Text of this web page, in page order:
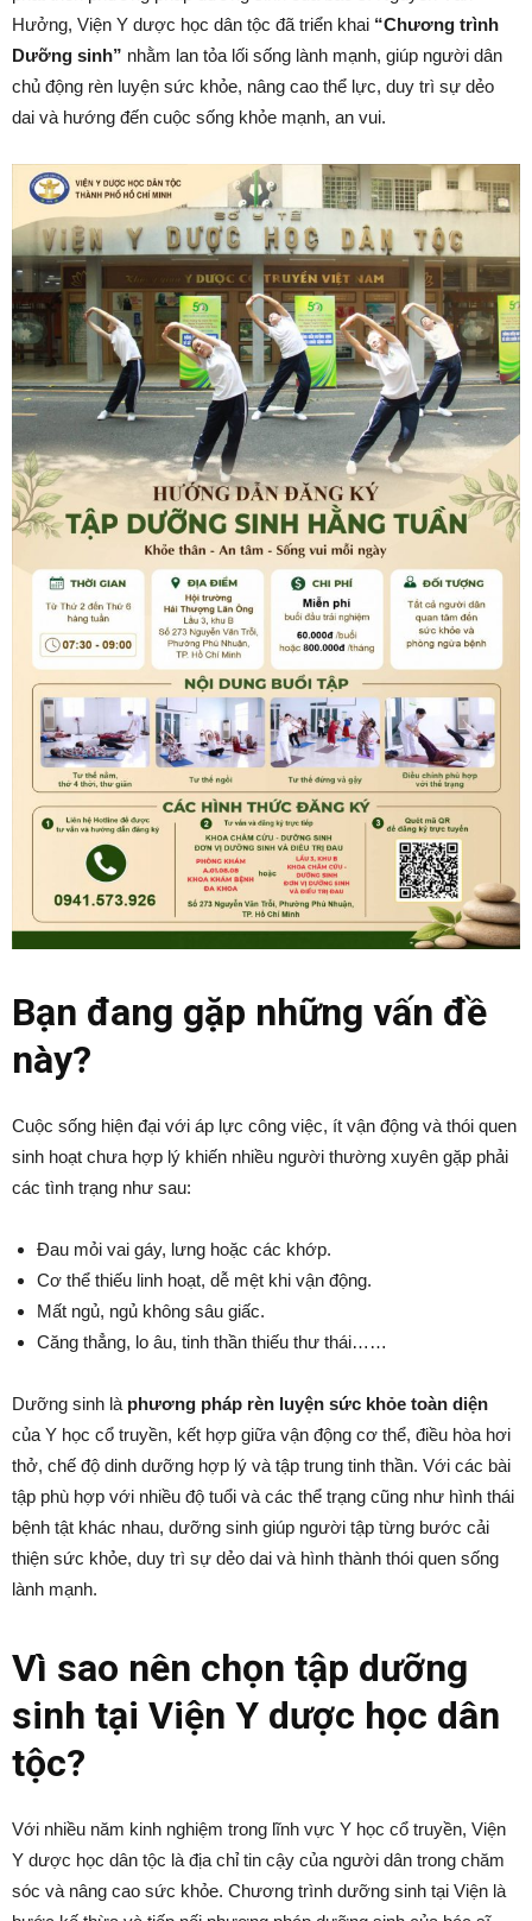
Hưởng, Viện Y dược học dân tộc đã triển khai “Chương trình
Dưỡng sinh” nhằm lan tỏa lối sống lành mạnh, giúp người dân
chủ động rèn luyện sức khỏe, nâng cao thể lực, duy trì sự dẻo
dai và hướng đến cuộc sống khỏe mạnh, an vui.
Bạn đang gặp những vấn đề
này?
Cuộc sống hiện đại với áp lực công việc, ít vận động và thói quen
sinh hoạt chưa hợp lý khiến nhiều người thường xuyên gặp phải
các tình trạng như sau:
Đau mỏi vai gáy, lưng hoặc các khớp.
Cơ thể thiếu linh hoạt, dễ mệt khi vận động.
Mất ngủ, ngủ không sâu giấc.
Căng thẳng, lo âu, tinh thần thiếu thư thái……
Dưỡng sinh là phương pháp rèn luyện sức khỏe toàn diện
của Y học cổ truyền, kết hợp giữa vận động cơ thể, điều hòa hơi
thở, chế độ dinh dưỡng hợp lý và tập trung tinh thần. Với các bài
tập phù hợp với nhiều độ tuổi và các thể trạng cũng như hình thái
bệnh tật khác nhau, dưỡng sinh giúp người tập từng bước cải
thiện sức khỏe, duy trì sự dẻo dai và hình thành thói quen sống
lành mạnh.
Vì sao nên chọn tập dưỡng
sinh tại Viện Y dược học dân
tộc?
Với nhiều năm kinh nghiệm trong lĩnh vực Y học cổ truyền, Viện
Y dược học dân tộc là địa chỉ tin cậy của người dân trong chăm
sóc và nâng cao sức khỏe. Chương trình dưỡng sinh tại Viện là